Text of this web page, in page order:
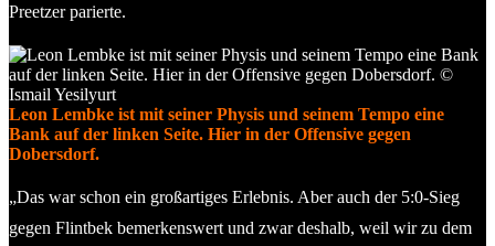
Preetzer parierte.
Leon Lembke ist mit seiner Physis und seinem Tempo eine
Bank auf der linken Seite. Hier in der Offensive gegen
Dobersdorf.
„Das war schon ein großartiges Erlebnis. Aber auch der 5:0-Sieg
gegen Flintbek bemerkenswert und zwar deshalb, weil wir zu dem